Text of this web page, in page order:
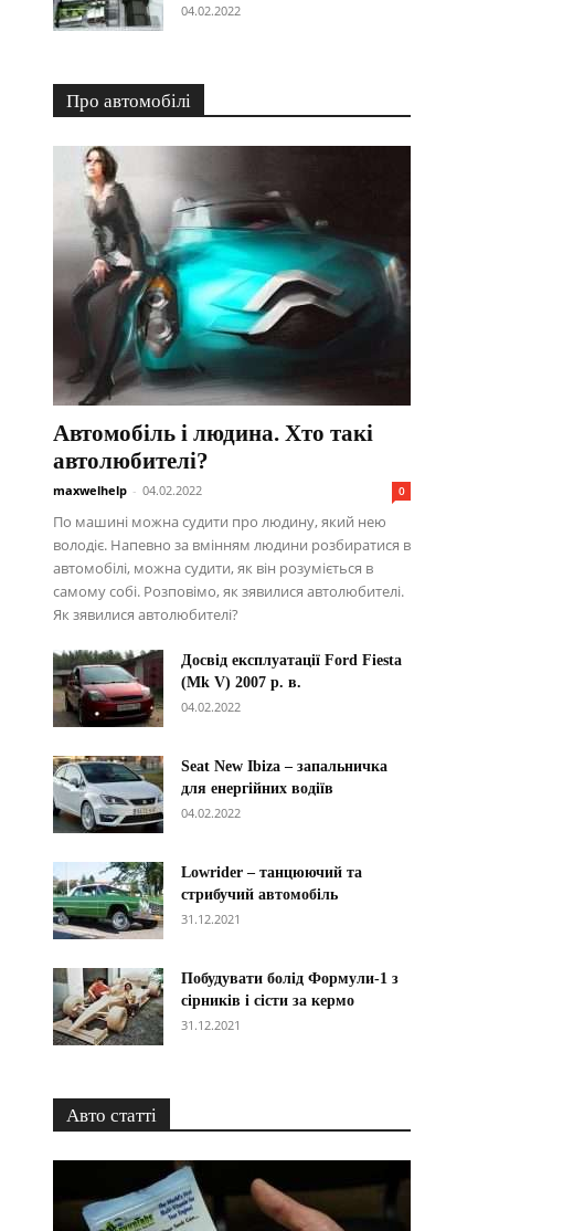
04.02.2022
Про автомобілі
Автомобіль і людина. Хто такі
автолюбителі?
maxwelhelp - 04.02.2022 0
По машині можна судити про людину, який нею
володіє. Напевно за вмінням людини розбиратися в
автомобілі, можна судити, як він розуміється в
самому собі. Розповімо, як зявилися автолюбителі.
Як зявилися автолюбителі?
Досвід експлуатації Ford Fiesta
(Mk V) 2007 р. в.
04.02.2022
Seat New Ibiza – запальничка
для енергійних водіїв
04.02.2022
Lowrider – танцюючий та
стрибучий автомобіль
31.12.2021
Побудувати болід Формули-1 з
сірників і сісти за кермо
31.12.2021
Авто статті